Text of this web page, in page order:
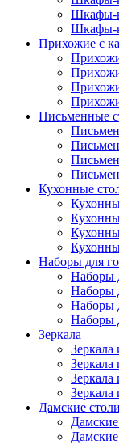
Шкафы-
Шкафы-
Прихожие с
Письменные
Кухонные
Наборы для
Наборы
Наборы
Наборы
Наборы
Зеркала
Зеркала
Зеркала
Зеркала
Зеркала
Дамские